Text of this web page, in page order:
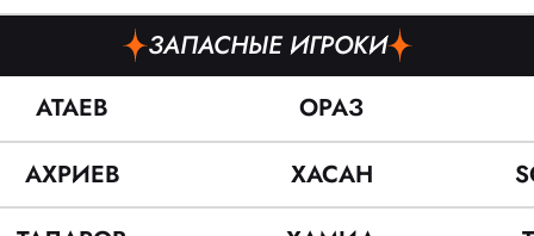
ЗАПАСНЫЕ ИГРОКИ
АТАЕВ
ОРАЗ
АХРИЕВ
ХАСАН